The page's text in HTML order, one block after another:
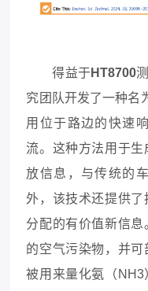
得益于HT8700
究团队开发了一种名
用位于路边的快速
流。这种方法用于
放信息，与传统的
外，该技术还提供
分配的有价值新信
的空气污染物，并
被用来量化氨（